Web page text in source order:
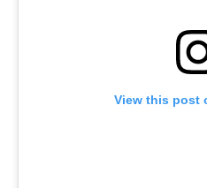
View this post